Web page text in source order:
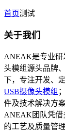
首页测试
关于我们
ANEAK是专业研
头模组源头品牌
下，专注开发、
USB摄像头模组
件及技术解决方案
ANEAK团队凭借
的工艺及质量管